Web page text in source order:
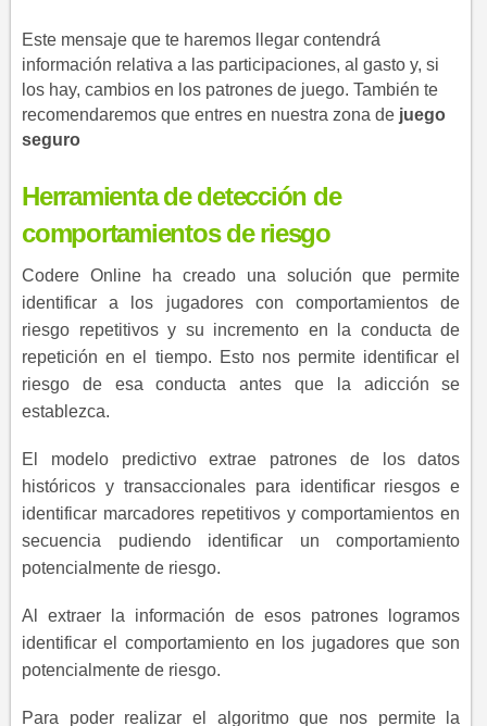
Este mensaje que te haremos llegar contendrá
información relativa a las participaciones, al gasto y, si
los hay, cambios en los patrones de juego. También te
recomendaremos que entres en nuestra zona de juego
seguro
Herramienta de detección de
comportamientos de riesgo
Codere Online ha creado una solución que permite
identificar a los jugadores con comportamientos de
riesgo repetitivos y su incremento en la conducta de
repetición en el tiempo. Esto nos permite identificar el
riesgo de esa conducta antes que la adicción se
establezca.
El modelo predictivo extrae patrones de los datos
históricos y transaccionales para identificar riesgos e
identificar marcadores repetitivos y comportamientos en
secuencia pudiendo identificar un comportamiento
potencialmente de riesgo.
Al extraer la información de esos patrones logramos
identificar el comportamiento en los jugadores que son
potencialmente de riesgo.
Para poder realizar el algoritmo que nos permite la